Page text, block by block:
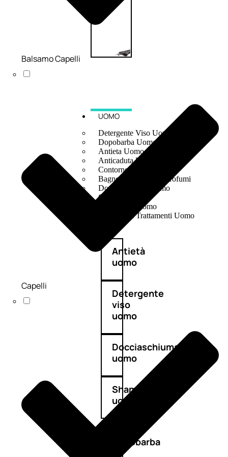
UOMO
Detergente Viso Uomo
Dopobarba Uomo
Antieta Uomo
Anticaduta Uomo
Contorno Occhi Uomo
Bagnodoccia Uomo Profumi
Docciaschiuma Uomo
Corpo Uomo
Deodoranti Uomo
Confezioni Trattamenti Uomo
Antietà
uomo
Detergente
viso
uomo
Docciaschiuma
uomo
Shampoo
uomo
Dopobarba
Balsamo Capelli
Capelli